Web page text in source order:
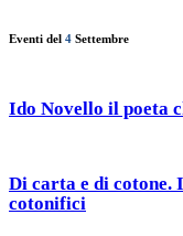
Eventi del 4 Settembre
Ido Novello il poeta
Di carta e di cotone.
cotonifici